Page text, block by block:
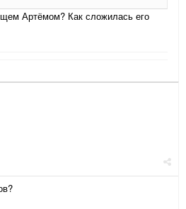
Артёмом? Как сложилась его